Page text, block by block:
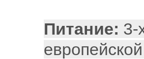
Питание: 3-